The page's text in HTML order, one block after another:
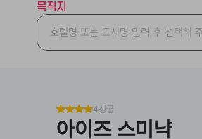
목적지
4성급
아이즈 스미냑